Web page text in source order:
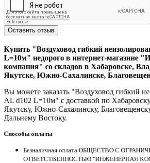
Оставить отзыв
Купить "Воздуховод гибкий
L=10м" недорого в интернет-магазине
компания" со складов в Хабаровске,
Якутске, Южно-Сахалинске,
Вы можете заказать "Воздуховод гибкий
AL d102 L=10м" с доставкой по
Якутску, Южно-Сахалинску,
Дальнему Востоку.
Способы оплаты
Безналичная оплата ОБЩЕСТВО С
ОТВЕТСТВЕННОСТЬЮ "ИНЖЕНЕРНАЯ